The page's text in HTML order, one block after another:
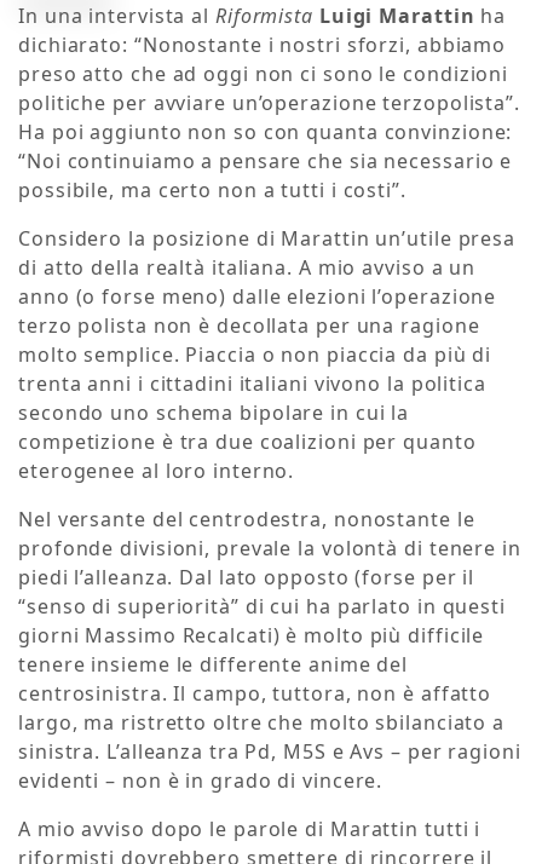
In una intervista al Riformista Luigi Marattin ha
dichiarato: “Nonostante i nostri sforzi, abbiamo
preso atto che ad oggi non ci sono le condizioni
politiche per avviare un’operazione terzopolista”.
Ha poi aggiunto non so con quanta convinzione:
“Noi continuiamo a pensare che sia necessario e
possibile, ma certo non a tutti i costi”.
Considero la posizione di Marattin un’utile presa
di atto della realtà italiana. A mio avviso a un
anno (o forse meno) dalle elezioni l’operazione
terzo polista non è decollata per una ragione
molto semplice. Piaccia o non piaccia da più di
trenta anni i cittadini italiani vivono la politica
secondo uno schema bipolare in cui la
competizione è tra due coalizioni per quanto
eterogenee al loro interno.
Nel versante del centrodestra, nonostante le
profonde divisioni, prevale la volontà di tenere in
piedi l’alleanza. Dal lato opposto (forse per il
“senso di superiorità” di cui ha parlato in questi
giorni Massimo Recalcati) è molto più difficile
tenere insieme le differente anime del
centrosinistra. Il campo, tuttora, non è affatto
largo, ma ristretto oltre che molto sbilanciato a
sinistra. L’alleanza tra Pd, M5S e Avs – per ragioni
evidenti – non è in grado di vincere.
A mio avviso dopo le parole di Marattin tutti i
riformisti dovrebbero smettere di rincorrere il